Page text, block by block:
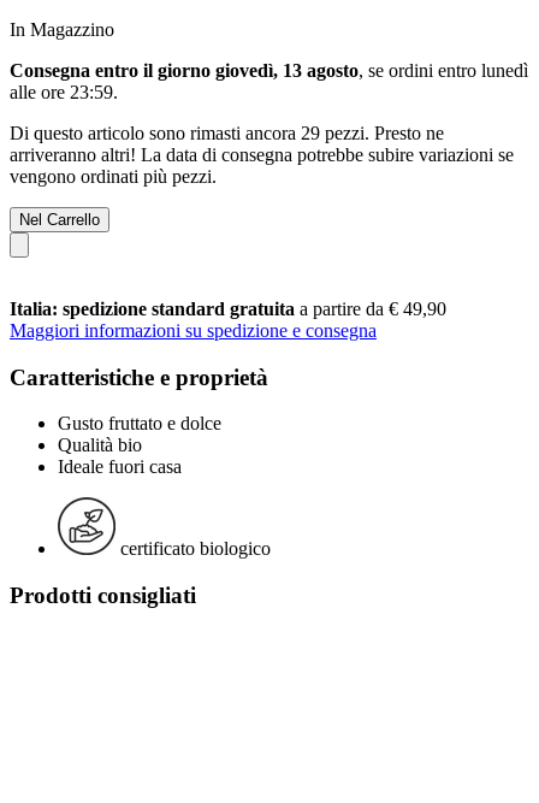
In Magazzino
Consegna entro il giorno giovedì, 13 agosto, se ordini entro lunedì
alle ore 23:59.
Di questo articolo sono rimasti ancora 29 pezzi. Presto ne
arriveranno altri! La data di consegna potrebbe subire variazioni se
vengono ordinati più pezzi.
Nel Carrello
Italia: spedizione standard gratuita a partire da € 49,90
Maggiori informazioni su spedizione e consegna
Caratteristiche e proprietà
Gusto fruttato e dolce
Qualità bio
Ideale fuori casa
certificato biologico
Prodotti consigliati